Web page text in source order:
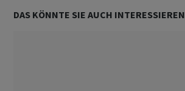
DAS KÖNNTE SIE AUCH INTERESSIEREN